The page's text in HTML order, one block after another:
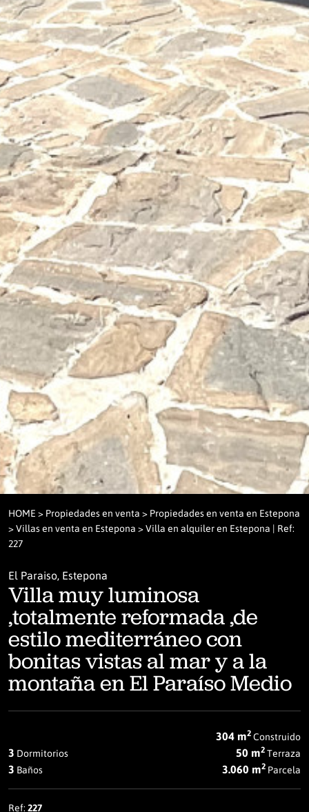
HOME > Propiedades en venta > Propiedades en venta en Estepona
>Villas en venta en Estepona > Villa en alquiler en Estepona | Ref:
227
El Paraiso, Estepona
Villa muy luminosa
,totalmente reformada ,de
estilo mediterráneo con
bonitas vistas al mar y a la
montaña en El Paraíso Medio
3 Dormitorios
3 Baños
304 m2Construido
50 m2Terraza
3.060 m2 Parcela
Ref: 227